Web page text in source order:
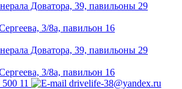
Доватора, 39, павильоны 29
3/8а, павильон 16
Доватора, 39, павильоны 29
3/8а, павильон 16
11
drivelife-38@yandex.ru